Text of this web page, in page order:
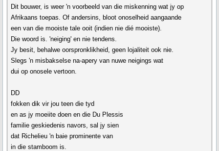
Dit bouwer, is weer 'n voorbeeld van die miskenning wat jy op
Afrikaans toepas. Of andersins, bloot onoselheid aangaande
een van die mooiste tale ooit (indien nie dié mooiste).
Die woord is. 'neiging' en nie tendens.
Jy besit, behalwe oorspronklikheid, geen lojaliteit ook nie.
Slegs 'n misbakselse na-apery van nuwe neigings wat
dui op onosele vertoon.
DD
fokken dik vir jou teen die tyd
en as jy moeiite doen en die Du Plessis
familie geskiedenis navors, sal jy sien
dat Richelieu 'n baie prominente van
in die stamboom is.